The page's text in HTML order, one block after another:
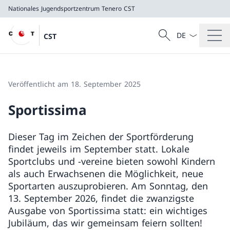
Nationales Jugendsportzentrum Tenero CST
CST
CST
Suche
Suche
Sprach
Veröffentlicht am 18. September 2025
Sportissima
Dieser Tag im Zeichen der Sportförderung
findet jeweils im September statt. Lokale
Sportclubs und -vereine bieten sowohl Kindern
als auch Erwachsenen die Möglichkeit, neue
Sportarten auszuprobieren. Am Sonntag, den
13. September 2026, findet die zwanzigste
Ausgabe von Sportissima statt: ein wichtiges
Jubiläum, das wir gemeinsam feiern sollten!